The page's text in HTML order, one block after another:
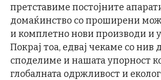
претставиме постојните
домаќинство со проширени
и комплетно нови производи и
Покрај тоа, едвај чекаме со нив
споделиме и нашата упорност
глобалната одржливост и